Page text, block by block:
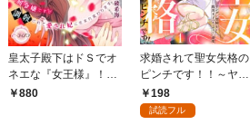
皇太子殿下はドＳでオ
ネエな『女王様』！？
卑屈令嬢ですが調教
880
求婚されて聖女失格の
ピンチです！！～ヤン
デレ聖騎士と腹黒王子
のあらがえない溺愛～
198
試読フル